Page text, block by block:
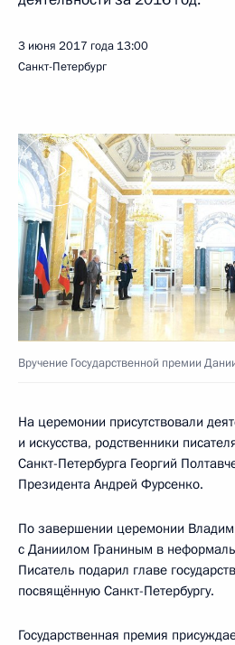
3 июня 2017 года 13:00
Санкт-Петербург
Вручение Государственной премии
На церемонии присутствовали
и искусства, родственники
Санкт-Петербурга Георгий
Президента Андрей Фурсенко.
По завершении церемонии
с Даниилом Граниным в
Писатель подарил главе
посвящённую Санкт-Петербургу.
Государственная премия